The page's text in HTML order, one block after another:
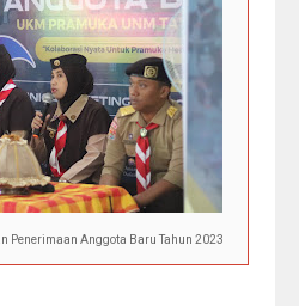
Penerimaan Anggota Baru Tahun 2023